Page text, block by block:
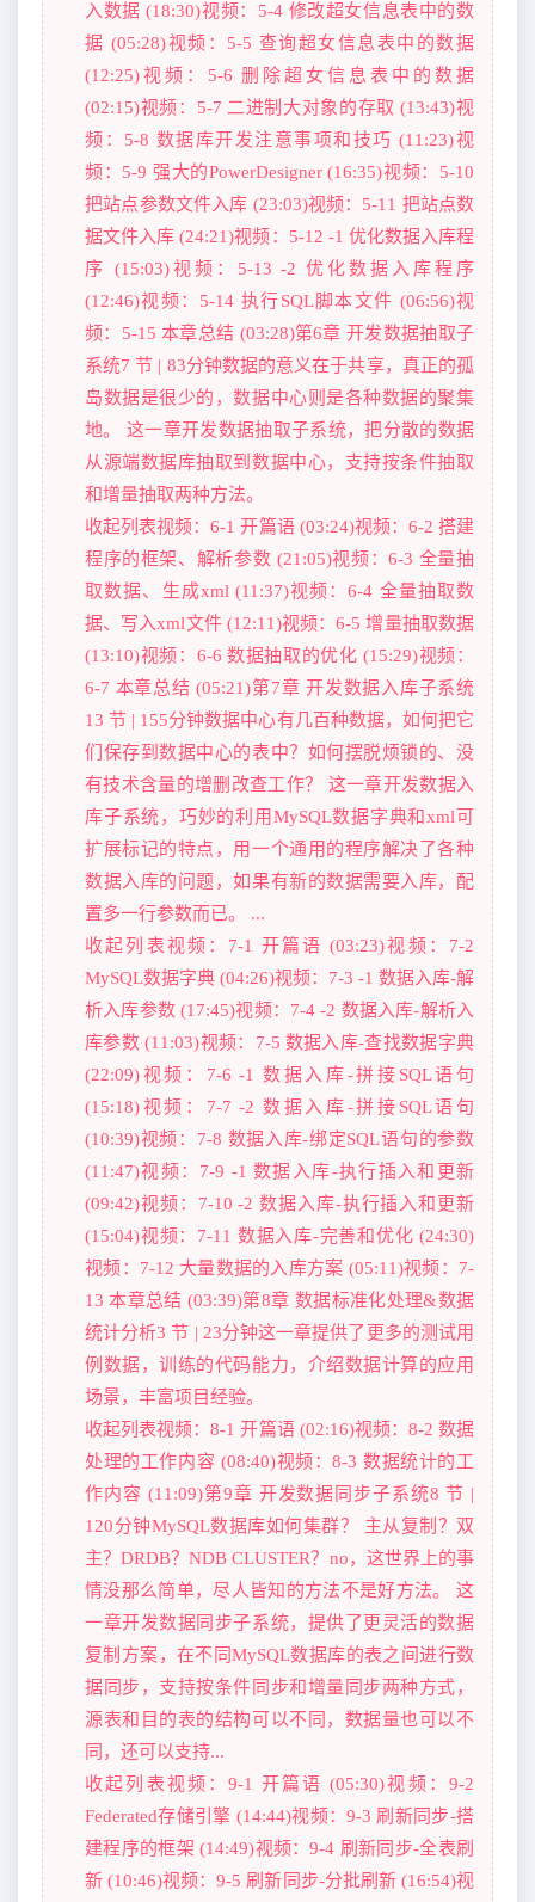
入数据 (18:30)视频：5-4 修改超女信息表中的数
据 (05:28)视频：5-5 查询超女信息表中的数据
(12:25)视频：5-6 删除超女信息表中的数据
(02:15)视频：5-7 二进制大对象的存取 (13:43)视
频：5-8 数据库开发注意事项和技巧 (11:23)视
频：5-9 强大的PowerDesigner (16:35)视频：5-10
把站点参数文件入库 (23:03)视频：5-11 把站点数
据文件入库 (24:21)视频：5-12 -1 优化数据入库程
序 (15:03)视频：5-13 -2 优化数据入库程序
(12:46)视频：5-14 执行SQL脚本文件 (06:56)视
频：5-15 本章总结 (03:28)第6章 开发数据抽取子
系统7 节 | 83分钟数据的意义在于共享，真正的孤
岛数据是很少的，数据中心则是各种数据的聚集
地。 这一章开发数据抽取子系统，把分散的数据
从源端数据库抽取到数据中心，支持按条件抽取
和增量抽取两种方法。
收起列表视频：6-1 开篇语 (03:24)视频：6-2 搭建
程序的框架、解析参数 (21:05)视频：6-3 全量抽
取数据、生成xml (11:37)视频：6-4 全量抽取数
据、写入xml文件 (12:11)视频：6-5 增量抽取数据
(13:10)视频：6-6 数据抽取的优化 (15:29)视频：
6-7 本章总结 (05:21)第7章 开发数据入库子系统
13 节 | 155分钟数据中心有几百种数据，如何把它
们保存到数据中心的表中？如何摆脱烦锁的、没
有技术含量的增删改查工作？ 这一章开发数据入
库子系统，巧妙的利用MySQL数据字典和xml可
扩展标记的特点，用一个通用的程序解决了各种
数据入库的问题，如果有新的数据需要入库，配
置多一行参数而已。 ...
收起列表视频：7-1 开篇语 (03:23)视频：7-2
MySQL数据字典 (04:26)视频：7-3 -1 数据入库-解
析入库参数 (17:45)视频：7-4 -2 数据入库-解析入
库参数 (11:03)视频：7-5 数据入库-查找数据字典
(22:09)视频：7-6 -1 数据入库-拼接SQL语句
(15:18)视频：7-7 -2 数据入库-拼接SQL语句
(10:39)视频：7-8 数据入库-绑定SQL语句的参数
(11:47)视频：7-9 -1 数据入库-执行插入和更新
(09:42)视频：7-10 -2 数据入库-执行插入和更新
(15:04)视频：7-11 数据入库-完善和优化 (24:30)
视频：7-12 大量数据的入库方案 (05:11)视频：7-
13 本章总结 (03:39)第8章 数据标准化处理&数据
统计分析3 节 | 23分钟这一章提供了更多的测试用
例数据，训练的代码能力，介绍数据计算的应用
场景，丰富项目经验。
收起列表视频：8-1 开篇语 (02:16)视频：8-2 数据
处理的工作内容 (08:40)视频：8-3 数据统计的工
作内容 (11:09)第9章 开发数据同步子系统8 节 |
120分钟MySQL数据库如何集群？ 主从复制？双
主？DRDB？NDB CLUSTER？no，这世界上的事
情没那么简单，尽人皆知的方法不是好方法。 这
一章开发数据同步子系统，提供了更灵活的数据
复制方案，在不同MySQL数据库的表之间进行数
据同步，支持按条件同步和增量同步两种方式，
源表和目的表的结构可以不同，数据量也可以不
同，还可以支持...
收起列表视频：9-1 开篇语 (05:30)视频：9-2
Federated存储引擎 (14:44)视频：9-3 刷新同步-搭
建程序的框架 (14:49)视频：9-4 刷新同步-全表刷
新 (10:46)视频：9-5 刷新同步-分批刷新 (16:54)视